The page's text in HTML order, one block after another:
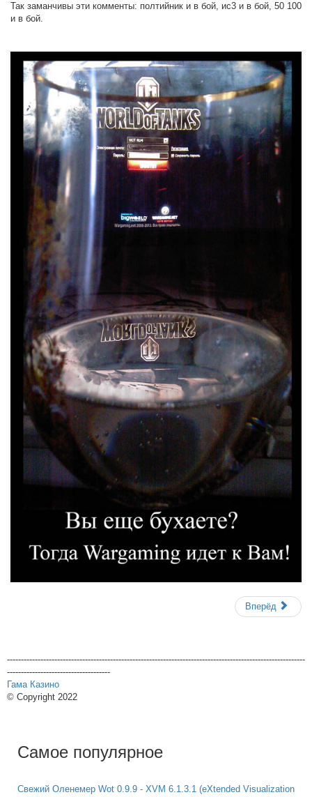
Так заманчивы эти комменты: полтийник и в бой, ис3 и в бой, 50 100
и в бой.
Вперёд
-----------------------------------------------------------------------------------------------------------
-------------------------------------
Гама Казино
© Copyright 2022
Самое популярное
Свежий Оленемер Wot 0.9.9 - XVM 6.1.3.1 (eXtended Visualization